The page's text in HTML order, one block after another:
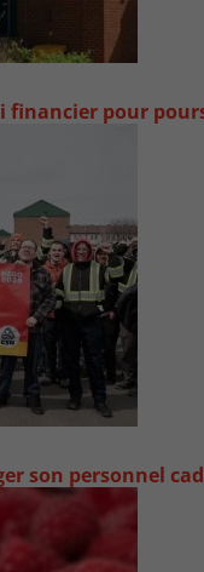
financier pour
son personnel